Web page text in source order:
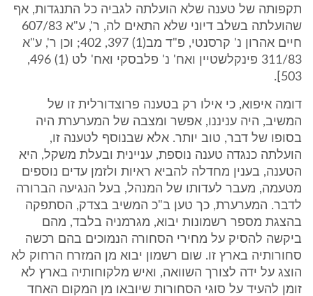
תקפותה של טענה שלא הועלתה לגביה כל התנגדות, אף
שהועלתה בשלב דיוני שלא התאים לה, ר', ע"א 607/83
חיים אהרון נ' קרסנטי, פ"ד מב(1) 397, 402; וכן ר', ע"א
311/83 פינקלשטיין ואח' נ' פלבסקי ואח' לט (1) 496,
503].
דומה איפוא, כי אילו רק בטענה פרוצדורלית זו של
המשיב, היה עניננו, אפשר ומצבה של המערערת היה
בסופו של דבר, טוב יותר. אלא שבנוסף לטענה זו,
הועלתה כנגדה טענה נוספת, עניינית ובעלת משקל, היא
הטענה, בענין מחדלה להביא ראיות ולזמן עדים נוספים
מטעמה, מעבר לעדותו של המנהל, בעל הנגיעה הברורה
לדבר. המערערת, כך טען ב"כ המשיב בצדק, הסתפקה
בהצגת מספר רשמונות יבוא, מגרמניה בלבד, מהם
ביקשה להסיק על מחירי הסחורה הנמוכים בהם רכשה
סחורותיה בארץ זו. שום רשמון יבוא מן המזרח הרחוק לא
הוצג על ידה לצורך השוואה, ואיש מלקוחותיה בארץ לא
זומן להעיד על סוגי הסחורות שיובאו מן המקום האחד